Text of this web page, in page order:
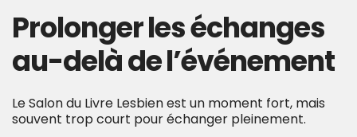
Prolonger les échanges
au-delà de l’événement
Le Salon du Livre Lesbien est un moment fort, mais
souvent trop court pour échanger pleinement.